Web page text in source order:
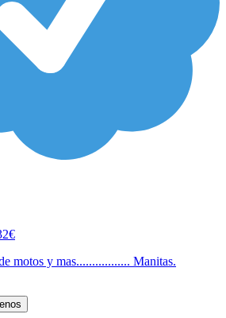
motos y mas................. Manitas.